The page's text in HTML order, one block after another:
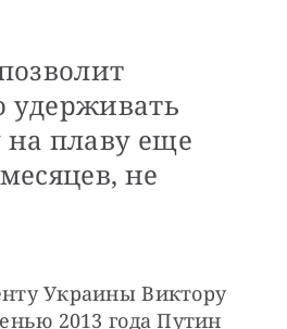
плаву еще
не
Украины Виктору
2013 года Путин